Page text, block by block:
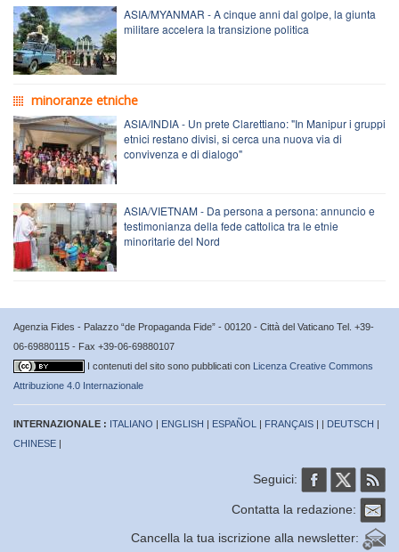
ASIA/MYANMAR - A cinque anni dal golpe, la giunta
militare accelera la transizione politica
minoranze etniche
ASIA/INDIA - Un prete Clarettiano: "In Manipur i gruppi
etnici restano divisi, si cerca una nuova via di
convivenza e di dialogo"
ASIA/VIETNAM - Da persona a persona: annuncio e
testimonianza della fede cattolica tra le etnie
minoritarie del Nord
Agenzia Fides - Palazzo “de Propaganda Fide” - 00120 - Città del Vaticano Tel. +39-
06-69880115 - Fax +39-06-69880107
I contenuti del sito sono pubblicati con Licenza Creative Commons
Attribuzione 4.0 Internazionale
INTERNAZIONALE : ITALIANO | ENGLISH | ESPAÑOL | FRANÇAIS | | DEUTSCH |
CHINESE |
Seguici:
Contatta la redazione:
Cancella la tua iscrizione alla newsletter: